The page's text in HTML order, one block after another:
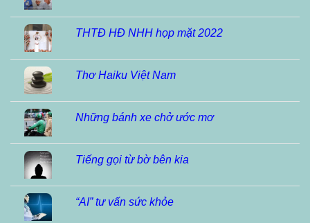
THTĐ HĐ NHH họp mặt 2022
Thơ Haiku Việt Nam
Những bánh xe chở ước mơ
Tiếng gọi từ bờ bên kia
“AI” tư vấn sức khỏe